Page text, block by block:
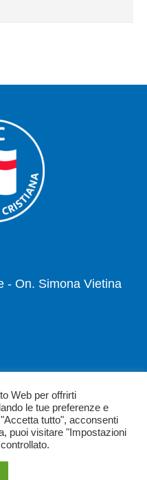
- On. Simona Vietina
Web per offrirti
le tue preferenze e
tutto", acconsenti
puoi visitare "Impostazioni